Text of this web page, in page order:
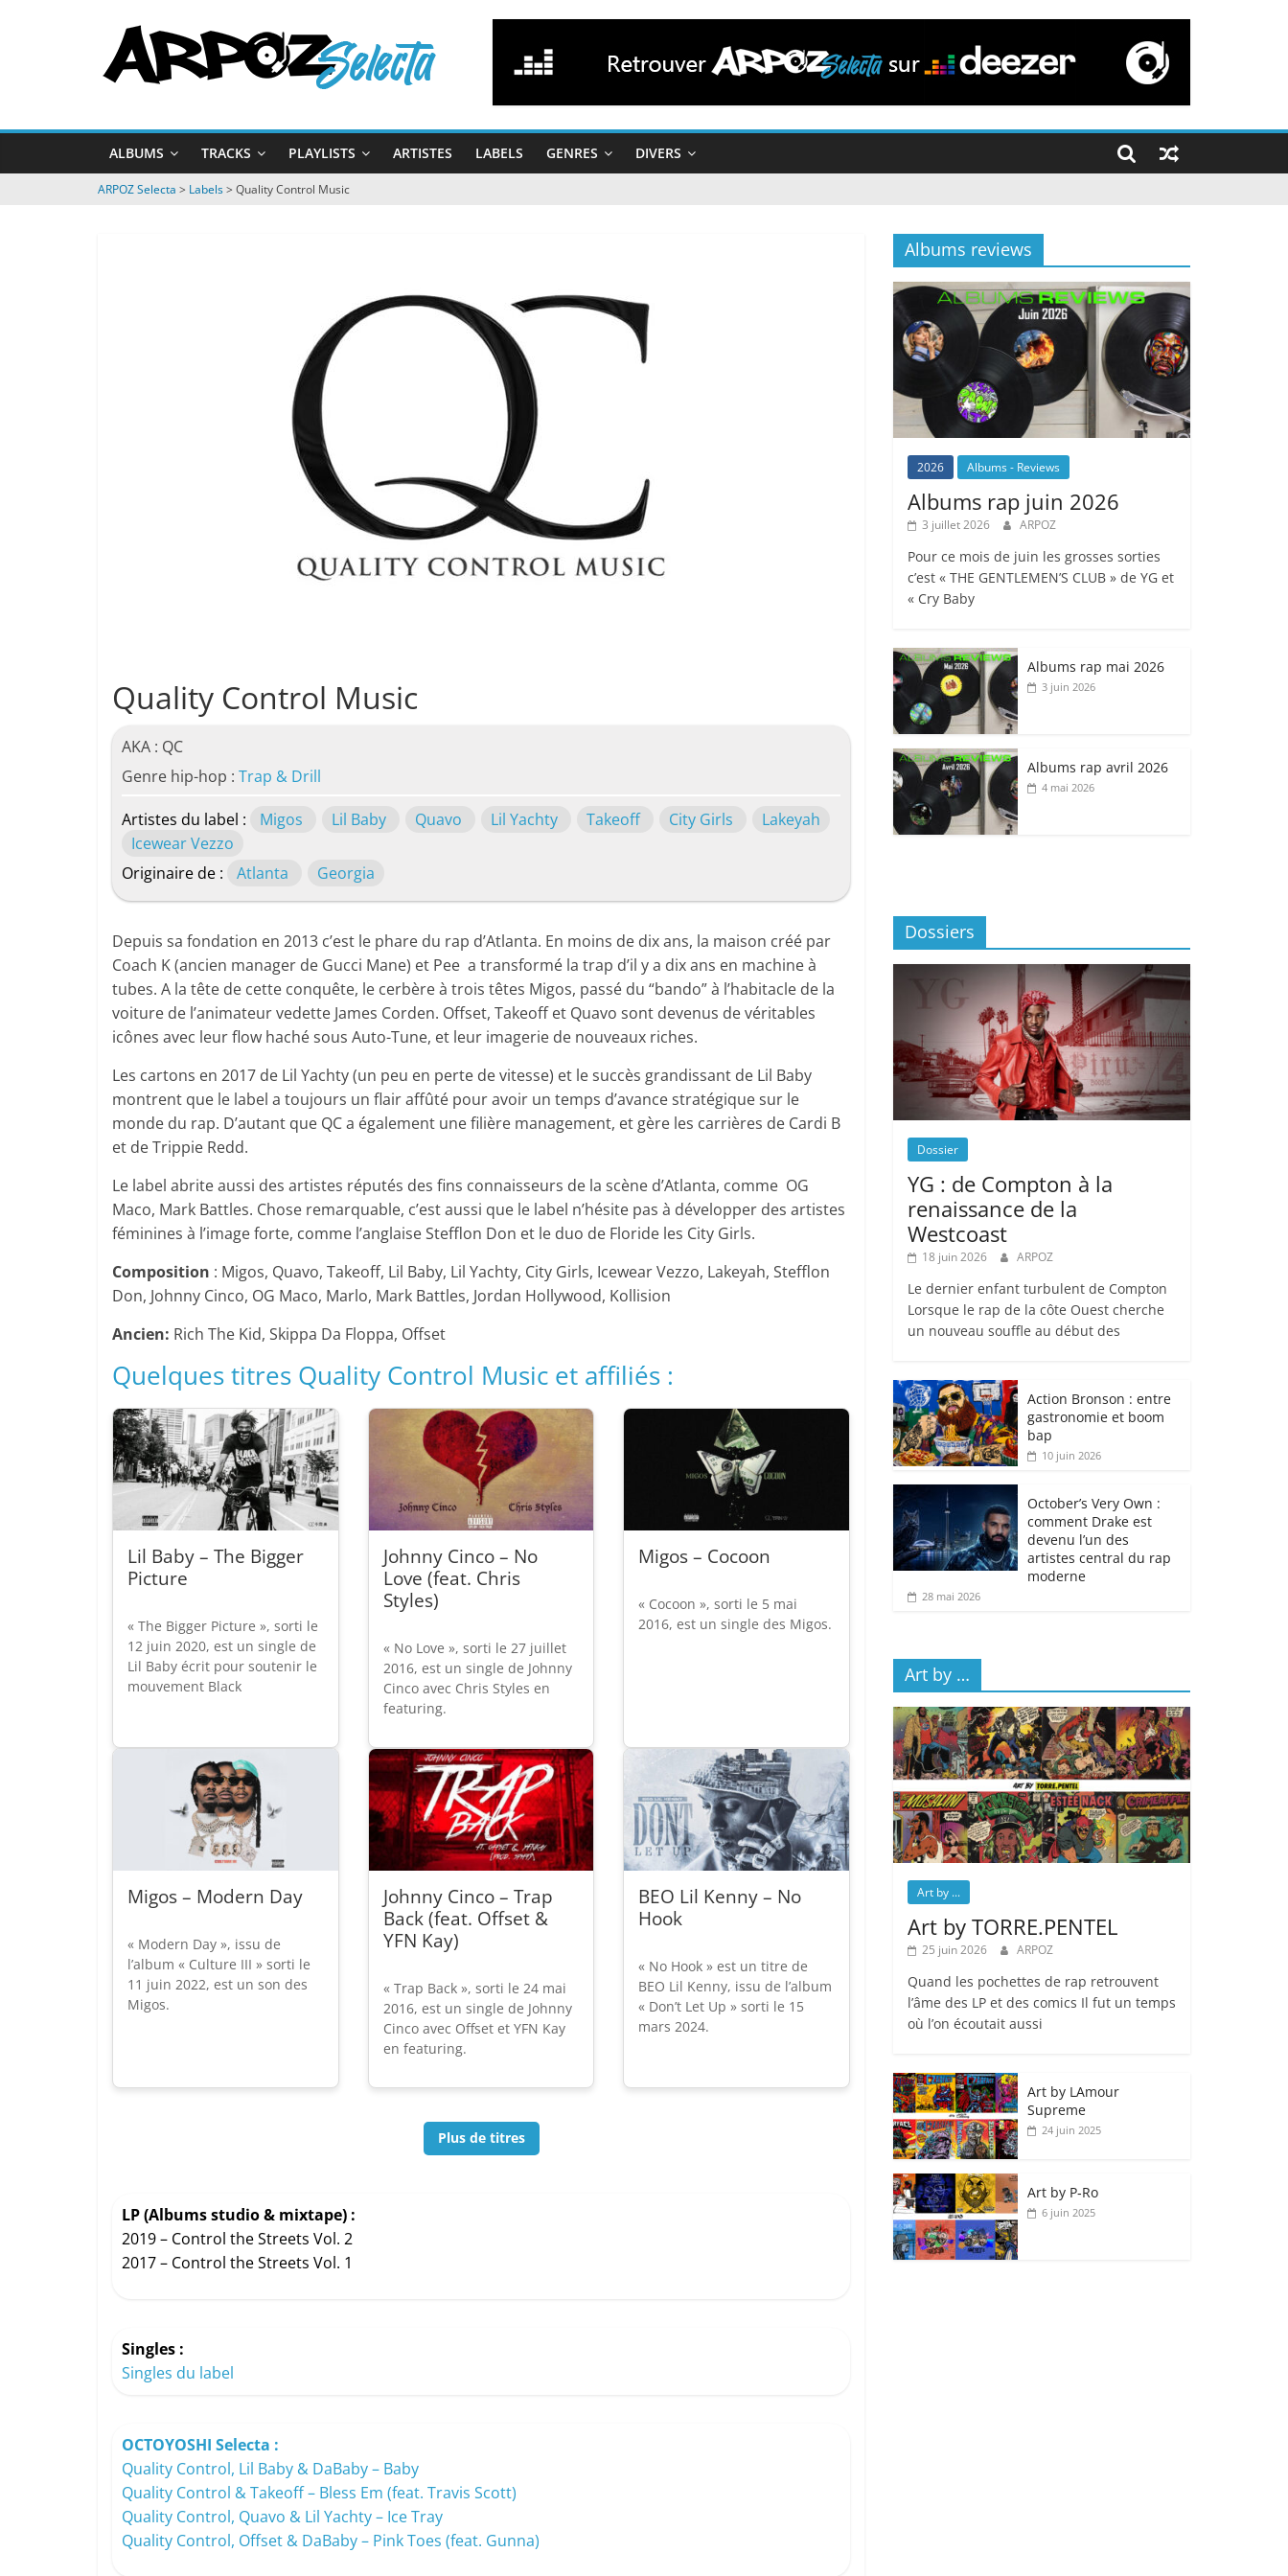
ARPOZ
Selecta
by
ARPOZ
&
ALBUMS TRACKS PLAYLISTS ARTISTES LABELS GENRES DIVERS
ARPOZ Selecta > Labels> Quality Control Music
Quality Control Music
AKA : QC
Genre hip-hop : Trap & Drill
Artistes du label : Migos Lil Baby Quavo Lil Yachty Takeoff City Girls
Lakeyah
Icewear Vezzo
Originaire de :
Atlanta Georgia
Depuis sa fondation en 2013 c’est le phare du rap d’Atlanta. En moins de dix ans, la maison créé par
Coach K (ancien manager de Gucci Mane) et Pee a transformé la trap d’il y a dix ans en machine à
tubes. A la tête de cette conquête, le cerbère à trois têtes Migos, passé du “bando” à l’habitacle de la
voiture de l’animateur vedette James Corden. Offset, Takeoff et Quavo sont devenus de véritables
icônes avec leur flow haché sous Auto-Tune, et leur imagerie de nouveaux riches.
Les cartons en 2017 de Lil Yachty (un peu en perte de vitesse) et le succès grandissant de Lil Baby
montrent que le label a toujours un flair affûté pour avoir un temps d’avance stratégique sur le
monde du rap. D’autant que QC a également une filière management, et gère les carrières de Cardi B
et de Trippie Redd.
Le label abrite aussi des artistes réputés des fins connaisseurs de la scène d’Atlanta, comme OG
Maco, Mark Battles. Chose remarquable, c’est aussi que le label n’hésite pas à développer des artistes
féminines à l’image forte, comme l’anglaise Stefflon Don et le duo de Floride les City Girls.
Composition : Migos, Quavo, Takeoff, Lil Baby, Lil Yachty, City Girls, Icewear Vezzo, Lakeyah, Stefflon
Don, Johnny Cinco, OG Maco, Marlo, Mark Battles, Jordan Hollywood, Kollision
Ancien: Rich The Kid, Skippa Da Floppa, Offset
Quelques titres Quality Control Music et affiliés :
Lil Baby – The Bigger
Picture
« The Bigger Picture », sorti le
12 juin 2020, est un single de
Lil Baby écrit pour soutenir le
mouvement Black
Johnny Cinco – No
Love (feat. Chris
Styles)
« No Love », sorti le 27 juillet
2016, est un single de Johnny
Cinco avec Chris Styles en
featuring.
Migos – Cocoon
« Cocoon », sorti le 5 mai
2016, est un single des Migos.
Migos – Modern Day
« Modern Day », issu de
l’album « Culture III » sorti le
11 juin 2022, est un son des
Migos.
Johnny Cinco – Trap
Back (feat. Offset &
YFN Kay)
« Trap Back », sorti le 24 mai
2016, est un single de Johnny
Cinco avec Offset et YFN Kay
en featuring.
BEO Lil Kenny – No
Hook
« No Hook » est un titre de
BEO Lil Kenny, issu de l’album
« Don’t Let Up » sorti le 15
mars 2024.
Plus de titres
LP (Albums studio & mixtape) :
2019 – Control the Streets Vol. 2
2017 – Control the Streets Vol. 1
Singles :
Singles du label
OCTOYOSHI Selecta :
Quality Control, Lil Baby & DaBaby – Baby
Quality Control & Takeoff – Bless Em (feat. Travis Scott)
Quality Control, Quavo & Lil Yachty – Ice Tray
Quality Control, Offset & DaBaby – Pink Toes (feat. Gunna)
Albums reviews
2026 Albums - Reviews
Albums rap juin 2026
3 juillet 2026 ARPOZ
Pour ce mois de juin les grosses sorties
c’est « THE GENTLEMEN’S CLUB » de YG et
« Cry Baby
Albums rap mai 2026
3 juin 2026
Albums rap avril 2026
4 mai 2026
Dossiers
Dossier
YG : de Compton à la
renaissance de la
Westcoast
18 juin 2026 ARPOZ
Le dernier enfant turbulent de Compton
Lorsque le rap de la côte Ouest cherche
un nouveau souffle au début des
Action Bronson : entre
gastronomie et boom
bap
10 juin 2026
October’s Very Own :
comment Drake est
devenu l’un des
artistes central du rap
moderne
28 mai 2026
Art by …
Art by ...
Art by TORRE.PENTEL
25 juin 2026 ARPOZ
Quand les pochettes de rap retrouvent
l’âme des LP et des comics Il fut un temps
où l’on écoutait aussi
Art by LAmour
Supreme
24 juin 2025
Art by P‑Ro
6 juin 2025